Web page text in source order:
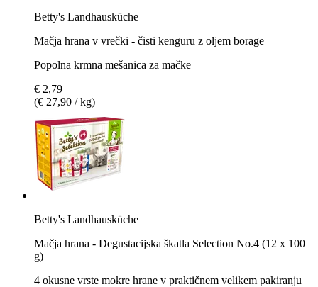
Betty's Landhausküche
Mačja hrana v vrečki - čisti kenguru z oljem borage
Popolna krmna mešanica za mačke
€ 2,79
(€ 27,90 / kg)
Betty's Landhausküche
Mačja hrana - Degustacijska škatla Selection No.4 (12 x 100
g)
4 okusne vrste mokre hrane v praktičnem velikem pakiranju